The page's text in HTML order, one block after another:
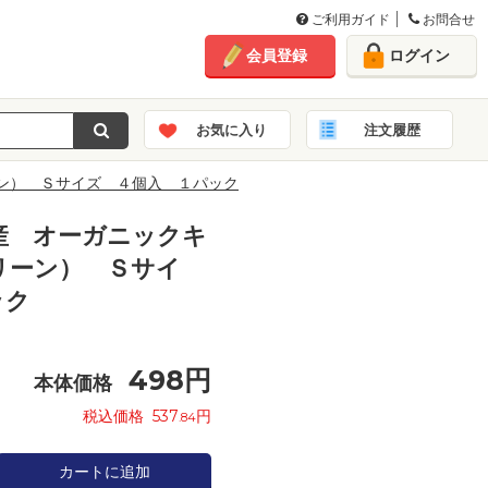
ご利用ガイド お問合せ
会員登録 ログイン
お気に入り 注文履歴
ン） Ｓサイズ ４個入 １パック
オーガニックキ
ーン） Ｓサイ
本体価格 498 円
税込価格 537.84円
カートに追加